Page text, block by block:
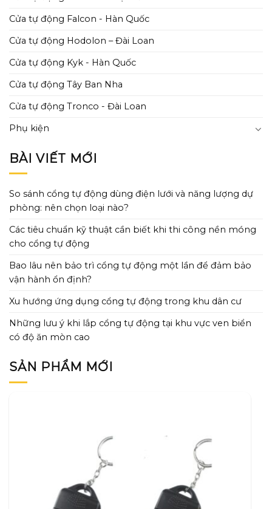
Cửa tự động Falcon - Hàn Quốc
Cửa tự động Hodolon – Đài Loan
Cửa tự động Kyk - Hàn Quốc
Cửa tự động Tây Ban Nha
Cửa tự động Tronco - Đài Loan
Phụ kiện
BÀI VIẾT MỚI
So sánh cổng tự động dùng điện lưới và năng lượng dự
phòng: nên chọn loại nào?
Các tiêu chuẩn kỹ thuật cần biết khi thi công nền móng
cho cổng tự động
Bao lâu nên bảo trì cổng tự động một lần để đảm bảo
vận hành ổn định?
Xu hướng ứng dụng cổng tự động trong khu dân cư
Những lưu ý khi lắp cổng tự động tại khu vực ven biển
có độ ăn mòn cao
SẢN PHẨM MỚI